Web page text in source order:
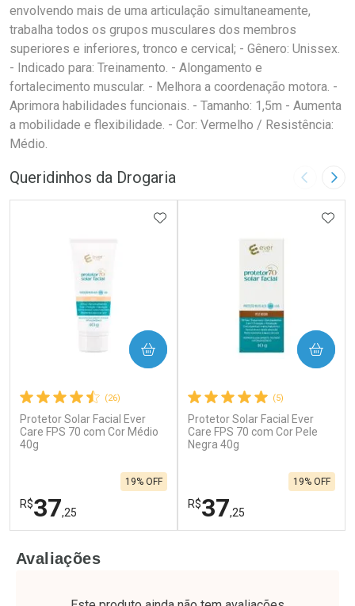
envolvendo mais de uma articulação simultaneamente,
trabalha todos os grupos musculares dos membros
superiores e inferiores, tronco e cervical; - Gênero: Unissex.
- Indicado para: Treinamento. - Alongamento e
fortalecimento muscular. - Melhora a coordenação motora. -
Aprimora habilidades funcionais. - Tamanho: 1,5m - Aumenta
a mobilidade e flexibilidade. - Cor: Vermelho / Resistência:
Médio.
Queridinhos da Drogaria Imagem
(26)
Protetor Solar Facial Ever
Care FPS 70 com Cor Médio
40g
R$37,25
19% OFF
ADICIONAR AOS FAVORITOS
COMPRAR
Laboratório
Por Menos
(5)
Protetor Solar Facial Ever
Care FPS 70 com Cor Pele
Negra 40g
R$37,25
19% OFF
COMPRAR
Laboratório
Por Menos
Avaliações